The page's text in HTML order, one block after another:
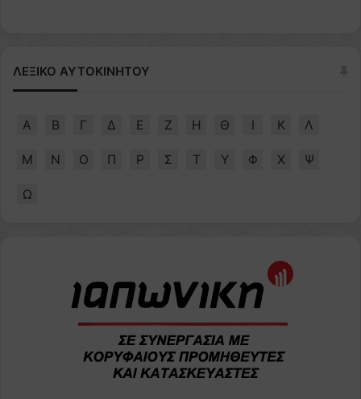
ΛΕΞΙΚΟ ΑΥΤΟΚΙΝΗΤΟΥ
Α Β Γ Δ Ε Ζ Η Θ Ι Κ Λ
Μ Ν Ο Π Ρ Σ Τ Υ Φ Χ Ψ
Ω